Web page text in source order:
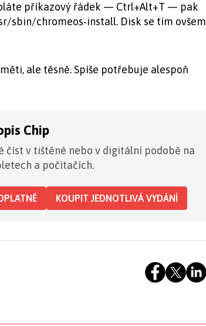
příkazový řádek — Ctrl+Alt+T — pak
sbin/chromeos­‑install. Disk se tím ovšem
ale těsně. Spíše potřebuje alespoň
Chip
číst v tištěné nebo v digitální podobě na
a počítačích.
KOUPIT JEDNOTLIVÁ VYDÁNÍ